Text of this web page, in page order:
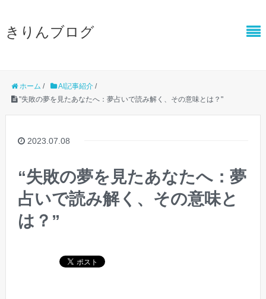
きりんブログ
ホーム / AI記事紹介/
"失敗の夢を見たあなたへ：夢占いで読み解く、その意味とは？"
2023.07.08
“失敗の夢を見たあなたへ：夢
占いで読み解く、その意味と
は？”